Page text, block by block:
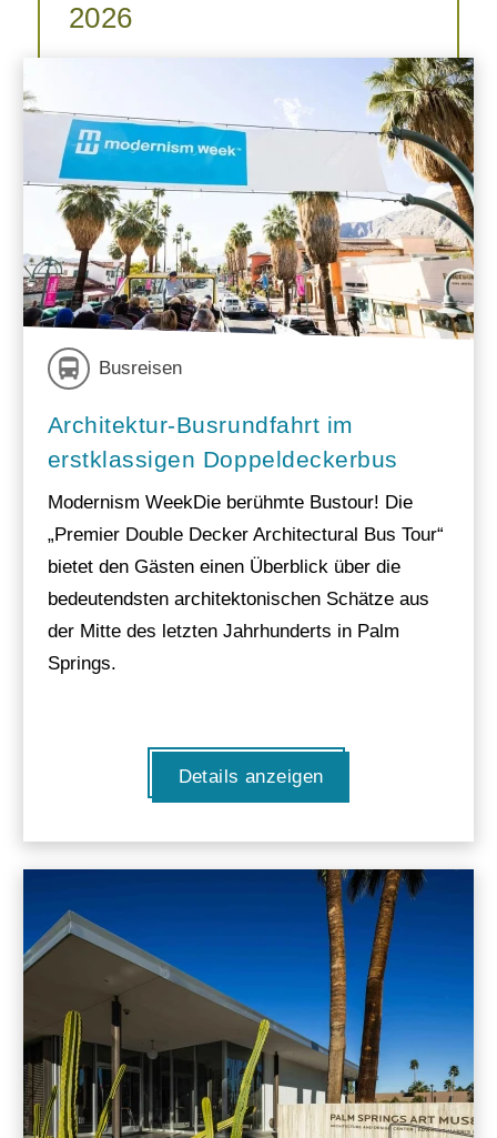
2026
Busreisen
Architektur-Busrundfahrt im
erstklassigen Doppeldeckerbus
Modernism WeekDie berühmte Bustour! Die
„Premier Double Decker Architectural Bus Tour“
bietet den Gästen einen Überblick über die
bedeutendsten architektonischen Schätze aus
der Mitte des letzten Jahrhunderts in Palm
Springs.
Details anzeigen